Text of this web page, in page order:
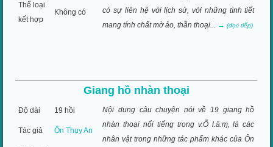
có sự liên hệ với lịch sử, với những tình tiết
mang tính chất mờ ảo, thần thoại... →(đọc tiếp)
Thể loại
kết hợp
Không có
Giang hồ nhàn thoại
Độ dài 19 hồi
Nội dung câu chuyện nói về 19 giang hồ
nhàn thoại nổi tiếng trong v.Õ l.â.ɱ, là các
nhân vật trong những tác phẩm khác của Ôn
Tác giả Ôn Thụy An